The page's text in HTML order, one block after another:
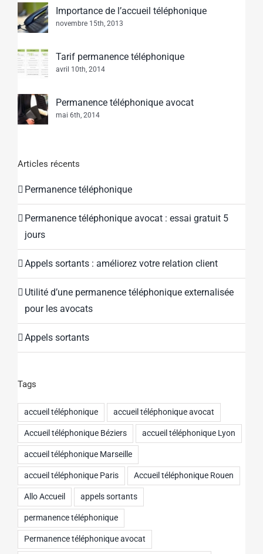
Importance de l’accueil téléphonique
novembre 15th, 2013
Tarif permanence téléphonique
avril 10th, 2014
Permanence téléphonique avocat
mai 6th, 2014
Articles récents
Permanence téléphonique
Permanence téléphonique avocat : essai gratuit 5
jours
Appels sortants : améliorez votre relation client
Utilité d’une permanence téléphonique externalisée
pour les avocats
Appels sortants
Tags
accueil téléphonique accueil téléphonique avocat
Accueil téléphonique Béziers accueil téléphonique Lyon
accueil téléphonique Marseille
accueil téléphonique Paris Accueil téléphonique Rouen
Allo Accueil appels sortants
permanence téléphonique
Permanence téléphonique avocat